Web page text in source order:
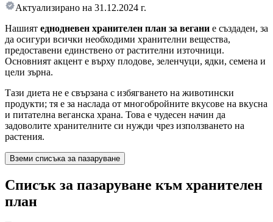
Актуализирано на 31.12.2024 г.
Нашият еднодневен хранителен план за вегани е създаден, за
да осигури всички необходими хранителни вещества,
предоставени единствено от растителни източници.
Основният акцент е върху плодове, зеленчуци, ядки, семена и
цели зърна.
Тази диета не е свързана с избягването на животински
продукти; тя е за наслада от многобройните вкусове на вкусна
и питателна веганска храна. Това е чудесен начин да
задоволите хранителните си нужди чрез използването на
растения.
Вземи списъка за пазаруване
Списък за пазаруване към хранителен
план